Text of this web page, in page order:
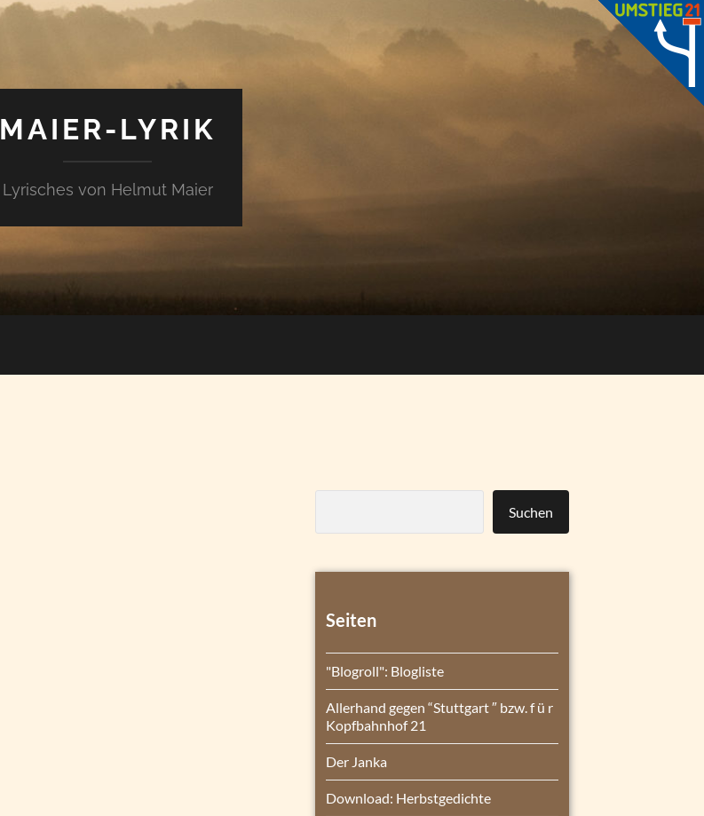
MAIER-LYRIK
Lyrisches von Helmut Maier
Suchen
Seiten
"Blogroll": Blogliste
Allerhand gegen “Stuttgart ″ bzw. f ü r
Kopfbahnhof 21
Der Janka
Download: Herbstgedichte